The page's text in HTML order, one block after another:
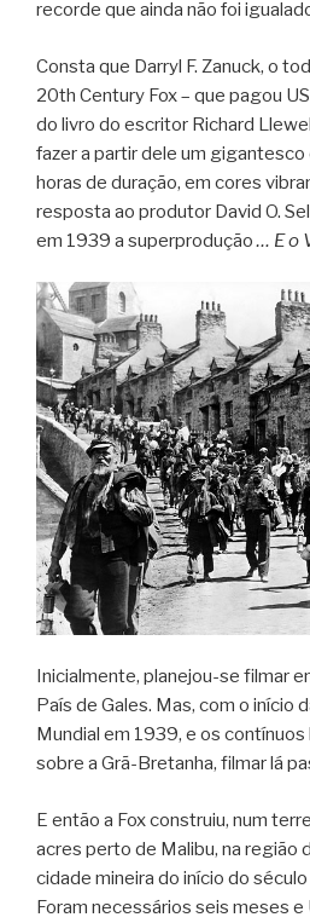
recorde que ainda não foi
Consta que Darryl F. Zanuck, o
20th Century Fox – que pagou
do livro do escritor Richard
fazer a partir dele um gigantesco
horas de duração, em cores
resposta ao produtor David O.
em 1939 a superprodução… E o
Inicialmente, planejou-se filmar
País de Gales. Mas, com o início
Mundial em 1939, e os
sobre a Grã-Bretanha, filmar lá
E então a Fox construiu, num
acres perto de Malibu, na região
cidade mineira do início do
Foram necessários seis meses e